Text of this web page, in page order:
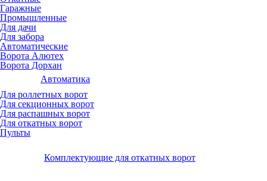
Гаражные
Промышленные
Для дачи
Для забора
Автоматические
Ворота Алютех
Ворота Дорхан
Автоматика
Для роллетных ворот
Для секционных ворот
Для распашных ворот
Для откатных ворот
Пульты
Комплектующие для откатных ворот